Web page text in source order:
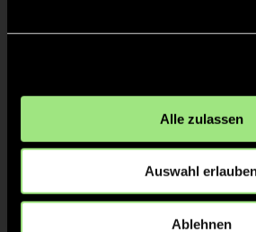
Alle zulassen
Auswahl
Ablehnen
16' TOR 3:1, FELDTOR